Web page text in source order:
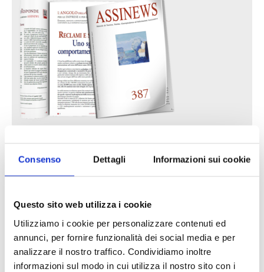
Consenso Dettagli Informazioni sui cookie
Questo sito web utilizza i cookie
Utilizziamo i cookie per personalizzare contenuti ed
annunci, per fornire funzionalità dei social media e per
analizzare il nostro traffico. Condividiamo inoltre
informazioni sul modo in cui utilizza il nostro sito con i
30 Giugno 2026
LA GESTIONE DELLA REPUTAZIONE.
RECENSIONI E CRISI DIGITALI
30 Giugno 2026
Il “Modulo CAI” diventa digitale
30 Giugno 2026